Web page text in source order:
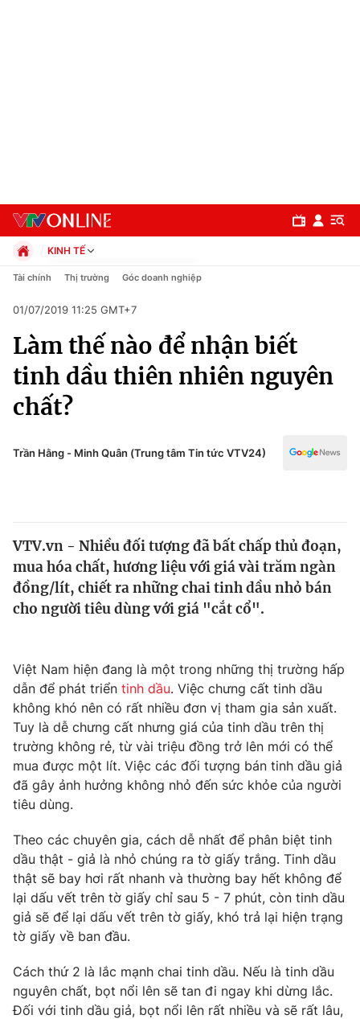
Chuyên mục
Chính trị
Xã hội
Pháp luật
Thế giới
Tin tức
Thế giới đó đây
Kinh tế
Thị trường
Góc doanh nghiệp
Truyền hình
Phim VTV
Hậu trường
Nhân vật
Giải sao mai
Giải trí
Điện ảnh
Âm nhạc
Sao
Đời sống
Làm đẹp
Chất lượng cuộc sống
Giáo dục
Tuyển sinh
Học trực tuyến
Công nghệ
Hitech Công nghệ tương lai
Sản phẩm
Thị trường
Tư vấn
Giao lưu trực tuyến
Lịch phát sóng
KINH TẾ
Chính trị
Pháp luật
Kinh tế
Thể thao
Truyền hình
Văn hóa - Giải trí
Công nghệ
Tài chính Thị trường Góc doanh nghiệp
01/07/2019 11:25 GMT+7
Làm thế nào để nhận biết
tinh dầu thiên nhiên nguyên
chất?
Trần Hằng - Minh Quân (Trung tâm Tin tức VTV24)
VTV.vn - Nhiều đối tượng đã bất chấp thủ đoạn,
mua hóa chất, hương liệu với giá vài trăm ngàn
đồng/lít, chiết ra những chai tinh dầu nhỏ bán
cho người tiêu dùng với giá "cắt cổ".
Việt Nam hiện đang là một trong những thị trường hấp
dẫn để phát triển tinh dầu. Việc chưng cất tinh dầu
không khó nên có rất nhiều đơn vị tham gia sản xuất.
Tuy là dễ chưng cất nhưng giá của tinh dầu trên thị
trường không rẻ, từ vài triệu đồng trở lên mới có thể
mua được một lít. Việc các đối tượng bán tinh dầu giả
đã gây ảnh hưởng không nhỏ đến sức khỏe của người
tiêu dùng.
Theo các chuyên gia, cách dễ nhất để phân biệt tinh
dầu thật - giả là nhỏ chúng ra tờ giấy trắng. Tinh dầu
thật sẽ bay hơi rất nhanh và thường bay hết không để
lại dấu vết trên tờ giấy chỉ sau 5 - 7 phút, còn tinh dầu
giả sẽ để lại dấu vết trên tờ giấy, khó trả lại hiện trạng
tờ giấy về ban đầu.
Cách thứ 2 là lắc mạnh chai tinh dầu. Nếu là tinh dầu
nguyên chất, bọt nổi lên sẽ tan đi ngay khi dừng lắc.
Đối với tinh dầu giả, bọt nổi lên rất nhiều và sẽ rất lâu,